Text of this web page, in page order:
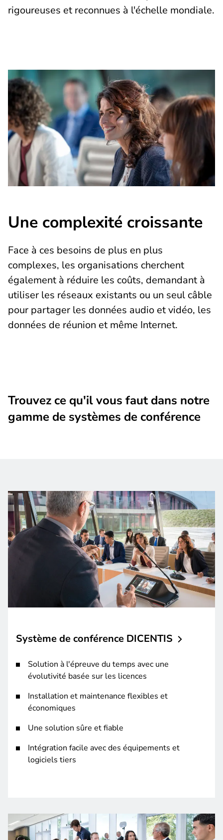
rigoureuses et reconnues à l'échelle mondiale.
Une complexité croissante
Face à ces besoins de plus en plus
complexes, les organisations cherchent
également à réduire les coûts, demandant à
utiliser les réseaux existants ou un seul câble
pour partager les données audio et vidéo, les
données de réunion et même Internet.
Trouvez ce qu'il vous faut dans notre
gamme de systèmes de conférence
Système de conférence DICENTIS
Solution à l'épreuve du temps avec une
évolutivité basée sur les licences
Installation et maintenance flexibles et
économiques
Une solution sûre et fiable
Intégration facile avec des équipements et
logiciels tiers